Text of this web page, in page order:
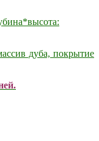
дуба, покрытие